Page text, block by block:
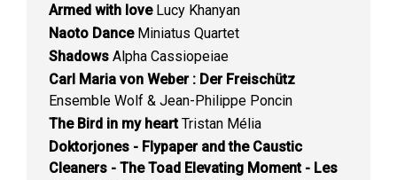
Armed with loveLucy Khanyan
Naoto DanceMiniatus Quartet
Shadows Alpha Cassiopeiae
Carl Maria von Weber : Der Freischütz
Ensemble Wolf & Jean-Philippe Poncin
The Bird in my heartTristan Mélia
Doktorjones - Flypaper and the Caustic
Cleaners - The Toad Elevating Moment - Les